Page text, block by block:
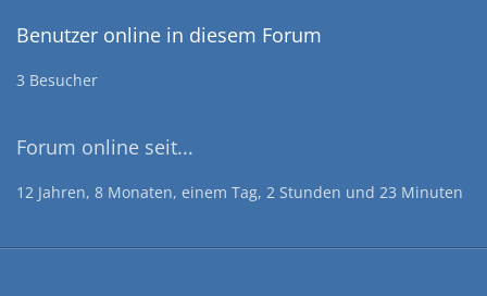
Benutzer online in diesem Forum
3 Besucher
Forum online seit...
12 Jahren, 8 Monaten, einem Tag, 2 Stunden und 23 Minuten